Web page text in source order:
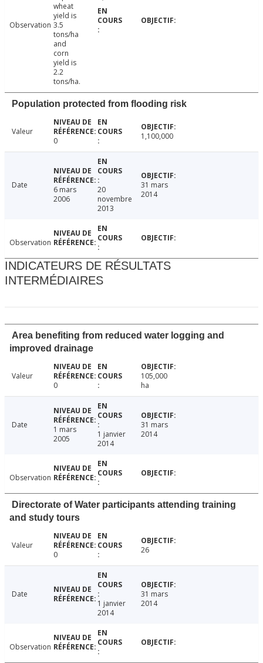
Observation
wheat
yield is
3.5
tons/ha
and
corn
yield is
2.2
tons/ha.
Population protected from flooding risk
Valeur
0
1,100,000
Date
6 mars
2006
20
novembre
2013
31 mars
2014
Observation
INDICATEURS DE RÉSULTATS
INTERMÉDIAIRES
Area benefiting from reduced water logging and
improved drainage
Valeur
0
105,000
ha
Date
1 mars
2005
1 janvier
2014
31 mars
2014
Observation
Directorate of Water participants attending training
and study tours
Valeur
0
26
Date
1 janvier
2014
31 mars
2014
Observation